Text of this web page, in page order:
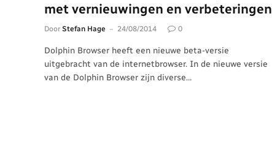
met vernieuwingen en verbeteringen
Door Stefan Hage 24/08/2014 0
Dolphin Browser heeft een nieuwe beta-versie
uitgebracht van de internetbrowser. In de nieuwe versie
van de Dolphin Browser zijn diverse…